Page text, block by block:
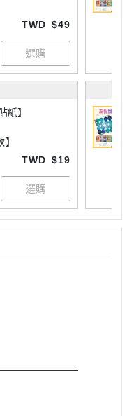
TWD $49
紙】
TWD $19